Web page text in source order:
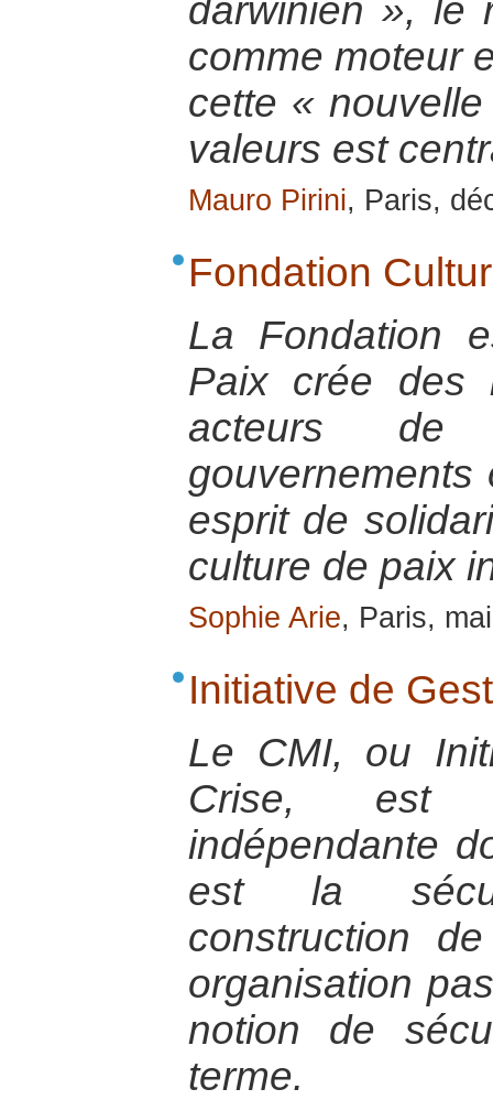
darwinien », le
comme moteur
cette «
valeurs est
Mauro Pirini, Paris,
Fondation
La Fondation
Paix crée des
acteurs de
esprit de
culture de paix
Sophie Arie, Paris,
Initiative de
Le CMI, ou
Crise, est
indépendante
est la
construction
organisation
notion de
terme.